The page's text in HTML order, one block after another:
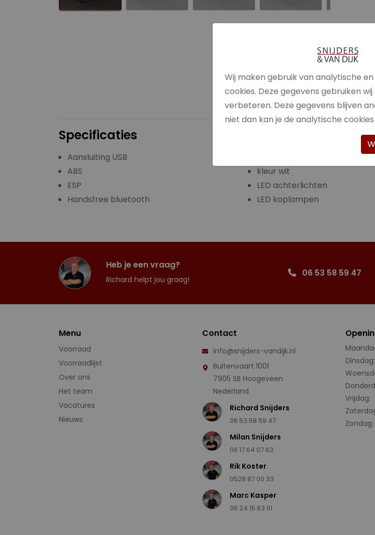
Specificaties
Aansluiting USB
ABS
ESP
Handsfree bluetooth
kleur wit
LED achterlichten
LED koplampen
Heb je een vraag?
Richard helpt jou graag!
06 53 58 59 47
Menu
Voorraad
Voorraadlijst
Over ons
Het team
Vacatures
Nieuws
Contact
info@snijders-vandijk.nl
Buitenvaart 1001
7905 SB Hoogeveen
Nederland
Richard Snijders
06 53 58 59 47
Milan Snijders
06 17 64 07 63
Rik Koster
0528 87 00 33
Marc Kasper
06 24 15 63 01
Dinsdag:
Vrijdag:
Zondag:
Wij maken gebruik van analytische
cookies. Deze gegevens gebruiken
verbeteren. Deze gegevens blijven
niet dan kan je de analytische